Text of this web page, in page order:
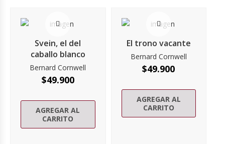
Svein, el del
caballo blanco
Bernard Cornwell
$49.900
AGREGAR AL
CARRITO
El trono vacante
Bernard Cornwell
$49.900
AGREGAR AL
CARRITO